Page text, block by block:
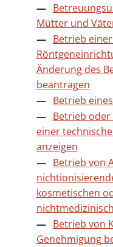
Mütter und
Betrieb
Änderung des
beantragen
Betrieb
Betrieb
einer
anzeigen
Betrieb von
kosmetischen
Betrieb von
Genehmigung